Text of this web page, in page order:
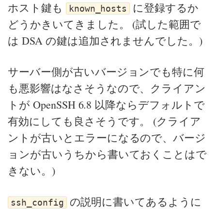
ホスト鍵も
known_hosts
に登録するか
どうかきいてきました。 (試した範囲で
は DSA の鍵は追加されませんでした。)
サーバー側が古いバージョンでも特に何
も悪影響はなさそうなので、クライアン
トが OpenSSH 6.8 以降ならデフォルトで
有効にしても良さそうです。 (クライア
ントが古いとエラーになるので、バージ
ョンが古いうちから書いておくことはで
きない。)
ssh_config の説明に書いてあるように